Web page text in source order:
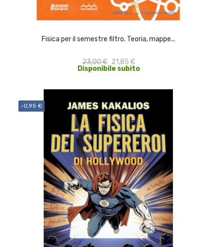
Fisica per il semestre filtro. Teoria, mappe...
23,00 € 21,85 €
Disponibile subito
ACQUISTA
-0,95 €